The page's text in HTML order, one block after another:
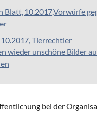
Blatt, 10.2017,Vorwürfe
10.2017, Tierrechtler
wieder unschöne Bilder
bei der